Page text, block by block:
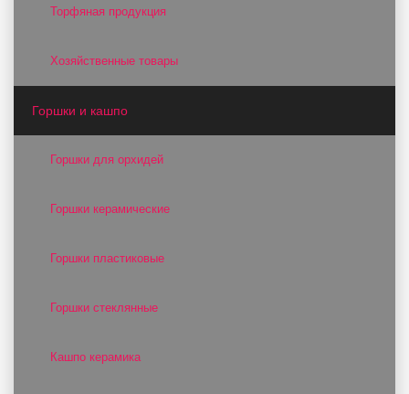
Торфяная продукция
Хозяйственные товары
Горшки и кашпо
Горшки для орхидей
Горшки керамические
Горшки пластиковые
Горшки стеклянные
Кашпо керамика